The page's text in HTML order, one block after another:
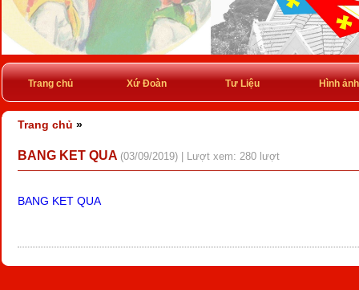
Trang chủ Xứ Đoàn Tư Liệu Hình ảnh
Trang chủ »
BANG KET QUA (03/09/2019) | Lượt xem: 280 lượt
BANG KET QUA